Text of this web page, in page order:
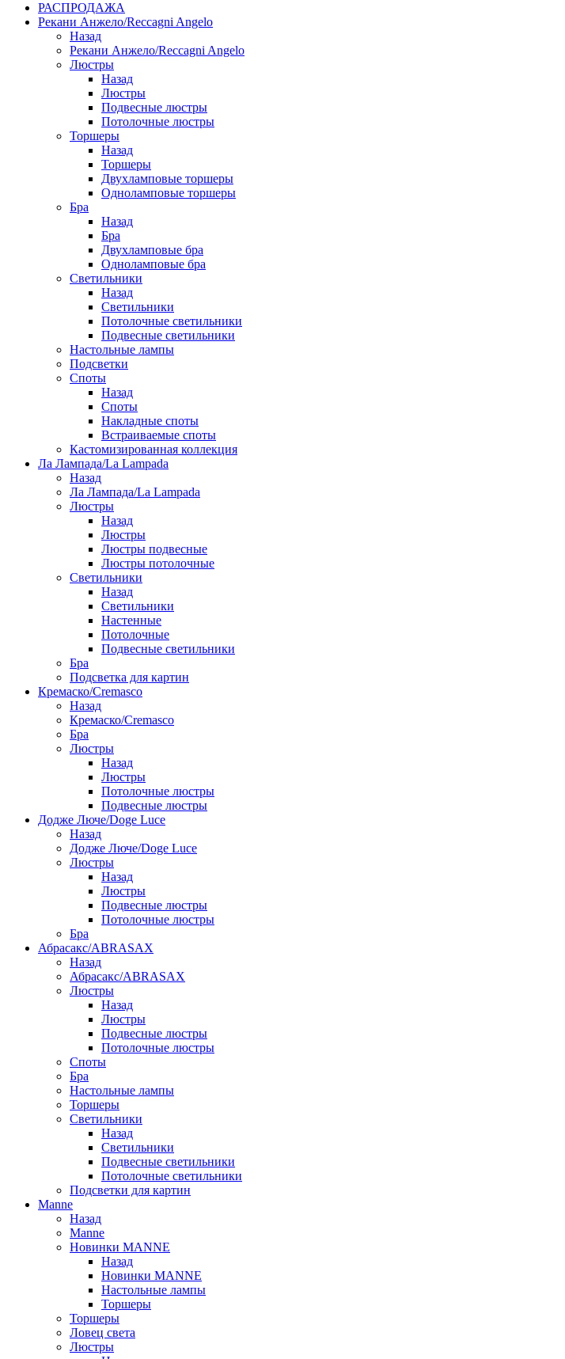
РАСПРОДАЖА
Рекани Анжело/Reccagni Angelo
Назад
Рекани Анжело/Reccagni Angelo
Люстры
Назад
Люстры
Подвесные люстры
Потолочные люстры
Торшеры
Назад
Торшеры
Двухламповые торшеры
Одноламповые торшеры
Бра
Назад
Бра
Двухламповые бра
Одноламповые бра
Светильники
Назад
Светильники
Потолочные светильники
Подвесные светильники
Настольные лампы
Подсветки
Споты
Назад
Споты
Накладные споты
Встраиваемые споты
Кастомизированная коллекция
Ла Лампада/La Lampada
Назад
Ла Лампада/La Lampada
Люстры
Назад
Люстры
Люстры подвесные
Люстры потолочные
Светильники
Назад
Светильники
Настенные
Потолочные
Подвесные светильники
Бра
Подсветка для картин
Кремаско/Cremasco
Назад
Кремаско/Cremasco
Бра
Люстры
Назад
Люстры
Потолочные люстры
Подвесные люстры
Додже Люче/Doge Luce
Назад
Додже Люче/Doge Luce
Люстры
Назад
Люстры
Подвесные люстры
Потолочные люстры
Бра
Абрасакс/ABRASAX
Назад
Абрасакс/ABRASAX
Люстры
Назад
Люстры
Подвесные люстры
Потолочные люстры
Споты
Бра
Настольные лампы
Торшеры
Светильники
Назад
Светильники
Подвесные светильники
Потолочные светильники
Подсветки для картин
Manne
Назад
Manne
Новинки MANNE
Назад
Новинки MANNE
Настольные лампы
Торшеры
Торшеры
Ловец света
Люстры